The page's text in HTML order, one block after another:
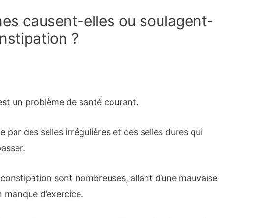
causent-elles ou soulagent-
?
un problème de santé courant.
par des selles irrégulières et des selles dures qui
sont nombreuses, allant d’une mauvaise
d’exercice.